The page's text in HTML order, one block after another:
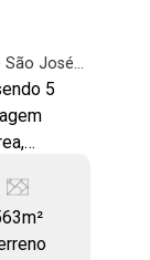
São José
5